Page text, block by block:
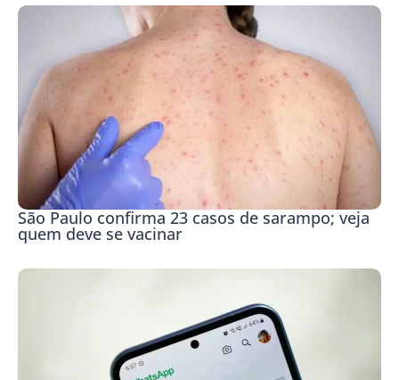
São Paulo confirma 23 casos de sarampo; veja
quem deve se vacinar